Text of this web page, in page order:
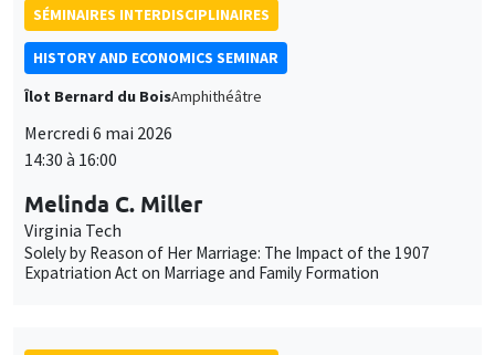
SÉMINAIRES INTERDISCIPLINAIRES
HISTORY AND ECONOMICS SEMINAR
Îlot Bernard du BoisAmphithéâtre
Mercredi 6 mai 2026
14:30 à 16:00
Melinda C. Miller
Virginia Tech
Solely by Reason of Her Marriage: The Impact of the 1907
Expatriation Act on Marriage and Family Formation